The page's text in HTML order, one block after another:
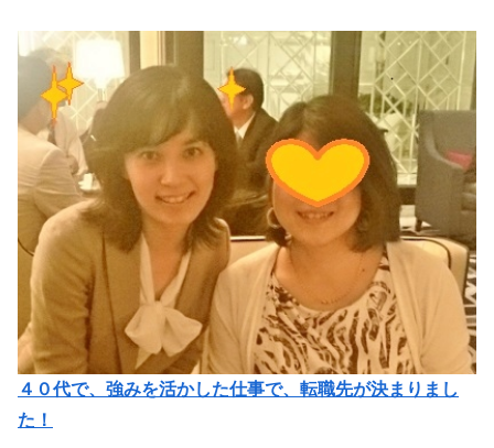
４０代で、強みを活かした仕事で、転職先が決まりまし
た！